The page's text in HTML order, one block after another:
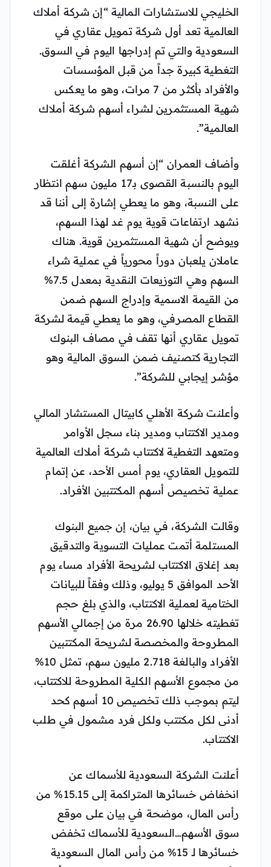
الخليجي للاستشارات المالية “إن شركة أملاك
العالمية تعد أول شركة تمويل عقاري في
السعودية والتي تم إدراجها اليوم في السوق.
التغطية كبيرة جداً من قبل المؤسسات
والأفراد بأكثر من 7 مرات، وهو ما يعكس
شهية المستثمرين لشراء أسهم شركة أملاك
العالمية”.
وأضاف العمران “إن أسهم الشركة أغلقت
اليوم بالنسبة القصوى بـ17 مليون سهم انتظار
على النسبة، وهو ما يعطي إشارة إلى أننا قد
نشهد ارتفاعات قوية يوم غد لهذا السهم،
ويوضح أن شهية المستثمرين قوية. هناك
عاملان يلعبان دوراً محورياً في عملية شراء
السهم وهي التوزيعات النقدية بمعدل 7.5%
من القيمة الاسمية وإدراج السهم ضمن
القطاع المصرفي، وهو ما يعطي قيمة لشركة
تمويل عقاري أنها تقف في مصاف البنوك
التجارية كتصنيف ضمن السوق المالية وهو
مؤشر إيجابي للشركة”.
وأعلنت شركة الأهلي كابيتال المستشار المالي
ومدير الاكتتاب ومدير بناء سجل الأوامر
ومتعهد التغطية لاكتتاب شركة أملاك العالمية
للتمويل العقاري، يوم أمس الأحد، عن إتمام
عملية تخصيص أسهم المكتتبين الأفراد.
وقالت الشركة، في بيان، إن جميع البنوك
المستلمة أتمت عمليات التسوية والتدقيق
بعد إغلاق الاكتتاب لشريحة الأفراد مساء يوم
الأحد الموافق 5 يوليو، وذلك وفقاً للبيانات
الختامية لعملية الاكتتاب، والذي بلغ حجم
تغطيته خلالها 26.90 مرة من إجمالي الأسهم
المطروحة والمخصصة لشريحة المكتتبين
الأفراد والبالغة 2.718 مليون سهم، تمثل 10%
من مجموع الأسهم الكلية المطروحة للاكتتاب،
ليتم بموجب ذلك تخصيص 10 أسهم كحد
أدنى لكل مكتتب ولكل فرد مشمول في طلب
الاكتتاب.
أعلنت الشركة السعودية للأسماك عن
انخفاض خسائرها المتراكمة إلى 15.15% من
رأس المال، موضحة في بيان على موقع
سوق الأسهم…السعودية للأسماك تخفض
خسائرها لـ 15% من رأس المال السعودية